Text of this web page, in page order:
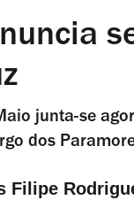
junta-se
dos
Filipe